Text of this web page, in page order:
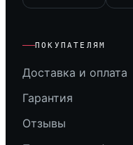
ПОКУПАТЕЛЯМ
Доставка и оплата
Гарантия
Отзывы